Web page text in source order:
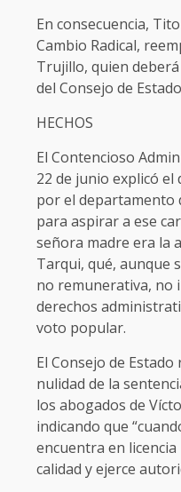
En consecuencia,
Cambio Radical,
Trujillo, quien
del Consejo de
HECHOS
El Contencioso
22 de junio explicó
por el departamento
para aspirar a ese
señora madre era la
Tarqui, qué, aunque
no remunerativa, no
derechos
voto popular.
El Consejo de
nulidad de la
los abogados de
indicando que
encuentra en
calidad y ejerce